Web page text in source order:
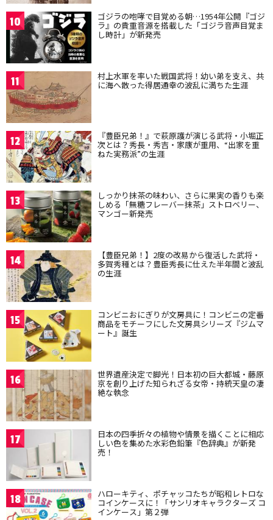
10 ゴジラの咆哮で目覚める朝…1954年公開『ゴジ
ラ』の貴重音源を搭載した「ゴジラ音声目覚ま
し時計」が新発売
11 村上水軍を率いた戦国武将！幼い弟を支え、共
に海へ散った得居通幸の波乱に満ちた生涯
12 『豊臣兄弟！』で萩原護が演じる武将・小堀正
次とは？秀長・秀吉・家康が重用、“出家を重
ねた実務派”の生涯
13 しっかり抹茶の味わい、さらに果実の香りも楽
しめる「無糖フレーバー抹茶」ストロベリー、
マンゴー新発売
14 【豊臣兄弟！】2度の改易から復活した武将・
多賀秀種とは？豊臣秀長に仕えた半年間と波乱
の生涯
15 コンビニおにぎりが文房具に！コンビニの定番
商品をモチーフにした文房具シリーズ『ジムマ
ート』誕生
16 世界遺産決定で脚光！日本初の巨大都城・藤原
京を創り上げた知られざる女帝・持統天皇の凄
絶な執念
17 日本の四季折々の植物や情景を描くことに相応
しい色を集めた水彩色鉛筆『色辞典』が新発
売！
18 ハローキティ、ポチャッコたちが昭和レトロな
コインケースに！「サンリオキャラクターズ コ
インケース」第２弾